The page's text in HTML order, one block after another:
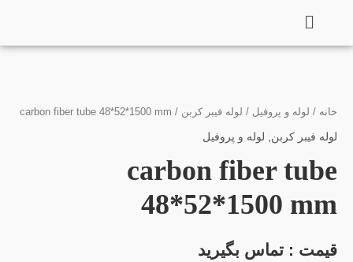
محتوا
خانه / لوله و پروفیل / لوله فیبر کربن / carbon fiber tube 48*52*1500 mm
لوله فیبر کربن لوله و پروفیل
carbon fiber tube
48*52*1500 mm
قیمت : تماس بگیرید